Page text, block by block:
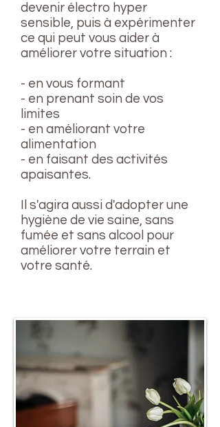
devenir électro hyper
sensible, puis à expérimenter
ce qui peut vous aider à
améliorer votre situation :
- en vous formant
- en prenant soin de vos
limites
- en améliorant votre
alimentation
- en faisant des activités
apaisantes.
Il s'agira aussi d'adopter une
hygiène de vie saine, sans
fumée et sans alcool pour
améliorer votre terrain et
votre santé.